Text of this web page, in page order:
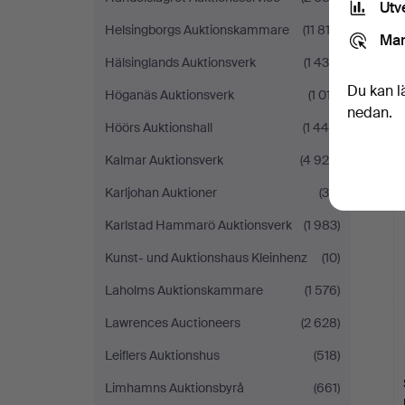
Helsingborgs Auktionskammare
(11 813)
Hälsinglands Auktionsverk
(1 430)
Höganäs Auktionsverk
(1 017)
Höörs Auktionshall
(1 446)
Kalmar Auktionsverk
(4 924)
Karljohan Auktioner
(39)
Karlstad Hammarö Auktionsverk
(1 983)
Kunst- und Auktionshaus Kleinhenz
(10)
Laholms Auktionskammare
(1 576)
Lawrences Auctioneers
(2 628)
Leiflers Auktionshus
(518)
Limhamns Auktionsbyrå
(661)
Du kan
nedan.